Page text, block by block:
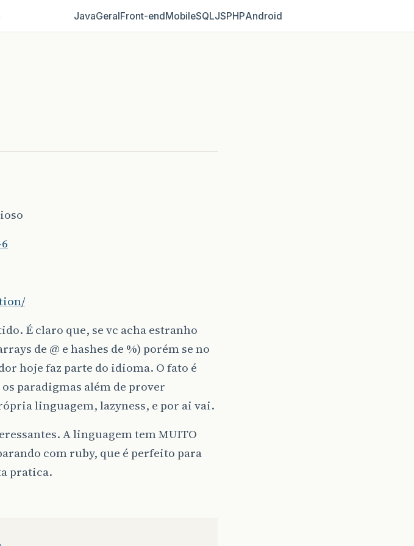
JavaGeralFront‑endMobileSQLJSPHPAndroid
É claro que, se vc acha estranho
de @ e hashes de %) porém se no
hoje faz parte do idioma. O fato é
paradigmas além de prover
linguagem, lazyness, e por ai vai.
A linguagem tem MUITO
com ruby, que é perfeito para
pratica.